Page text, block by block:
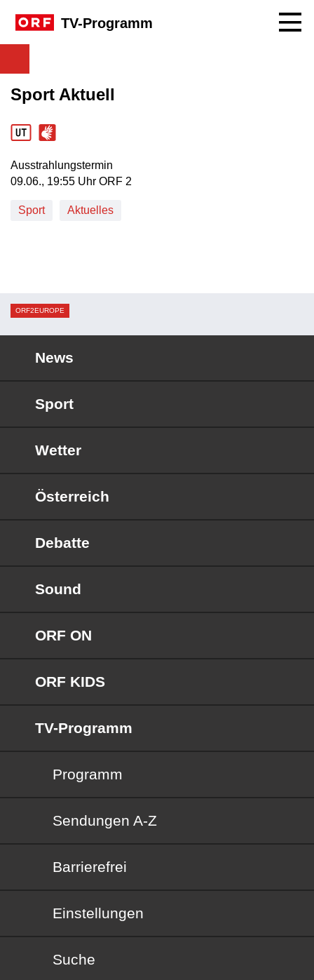
TV-Programm
Sport Aktuell
Ausstrahlungstermin
09. Juni, 19:55 Uhr in ORF 2
09.06., 19:55 Uhr ORF 2
Sport Aktuelles
ORF2EUROPE
News
Sport
Wetter
Österreich
Debatte
Sound
ORF ON
ORF KIDS
TV-Programm
Programm
Sendungen von A bis Z
Sendungen A-Z
Barrierefrei
Barrierefrei
Einstellungen
Suche